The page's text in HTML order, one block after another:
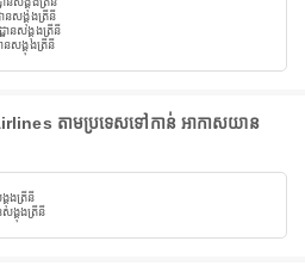
នសង្តុងត្រីនី
នសង្តុងត្រីនី
នសង្តុងត្រីនី
តាមប្រទេសទៅកាន់ អាកាសយាន
តុងត្រីនី
ង្តុងត្រីនី